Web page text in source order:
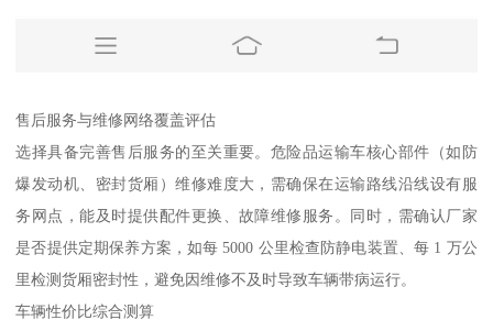
售后服务与维修网络覆盖评估​
选择具备完善售后服务的至关重要。危险品运输车核心部件（如防
爆发动机、密封货厢）维修难度大，需确保在运输路线沿线设有服
务网点，能及时提供配件更换、故障维修服务。同时，需确认厂家
是否提供定期保养方案，如每 5000 公里检查防静电装置、每 1 万公
里检测货厢密封性，避免因维修不及时导致车辆带病运行。​
车辆性价比综合测算​